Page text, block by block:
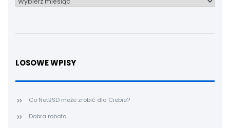
LOSOWE WPISY
Co NetBSD może zrobić dla Ciebie?
Dobra robota.